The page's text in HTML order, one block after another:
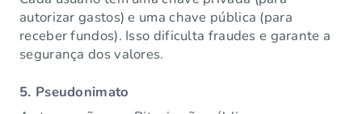
autorizar gastos) e uma chave pública (para
receber fundos). Isso dificulta fraudes e garante a
segurança dos valores.
5. Pseudonimato